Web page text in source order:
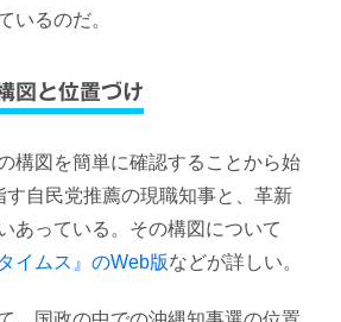
いるのだ。
図と位置づけ
構図を簡単に確認することから始
す自民党推薦の現職知事と、革新
あっている。その構図について
イムス』のWeb版などが詳しい。